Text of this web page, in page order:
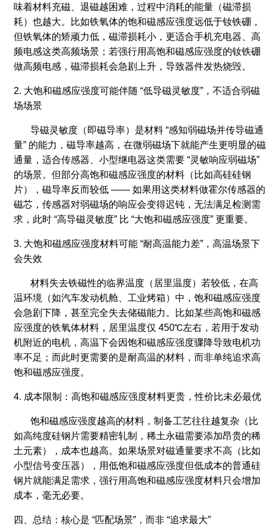
味着材料充磁、退磁越困难，过程中消耗的能量（磁滞损
耗）也越大。比如铁氧体的饱和磁感应强度远低于钕铁硼，
但铁氧体的矫顽力低，磁滞损耗小，更适合手机充电器、高
频电感这类高频场景；若强行用高饱和磁感应强度的钕铁硼
做高频电感，磁滞损耗会急剧上升，导致器件发热烧毁。
2. 大饱和磁感应强度可能伴随 “低导磁灵敏度”，不适合弱磁
场场景
导磁灵敏度（即磁导率）是材料 “感知弱磁场并传导磁通
量” 的能力，磁导率越高，在微弱磁场下就能产生更明显的磁
通量，适合传感器、小型继电器这类需要 “灵敏响应弱磁场”
的场景。但部分高饱和磁感应强度的材料（比如高硅硅钢
片），磁导率反而较低 —— 如果用这类材料做霍尔传感器的
磁芯，传感器对弱磁场的响应会变得迟钝，无法满足检测需
求，此时 “高导磁灵敏度” 比 “大饱和磁感应强度” 更重要。
3. 大饱和磁感应强度材料可能 “耐高温能力差”，高温场景下
会失效
材料失去铁磁性的临界温度（居里温度）若较低，在高
温环境（如汽车发动机舱、工业烤箱）中，饱和磁感应强度
会急剧下降，甚至完全失去储磁能力。比如某些高饱和磁感
应强度的铁氧体材料，居里温度仅 450℃左右，若用于发动
机附近的电机，高温下会因饱和磁感应强度骤降导致电机功
率不足；而此时更需要的是耐高温的材料，而非单纯追求高
饱和磁感应强度。
4. 成本限制：高饱和磁感应强度材料更贵，性价比未必最优
饱和磁感应强度越高的材料，制备工艺往往越复杂（比
如高纯度硅钢片需要精密轧制，稀土永磁需要添加昂贵的稀
土元素），成本也越高。如果场景对磁通量要求不高（比如
小型信号变压器），用低饱和磁感应强度但低成本的普通硅
钢片就能满足需求，强行用高饱和磁感应强度材料只会增加
成本，毫无必要。
四、总结：核心是 “匹配场景”，而非 “追求最大”